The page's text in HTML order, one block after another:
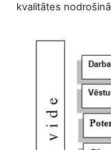
kvalitātes